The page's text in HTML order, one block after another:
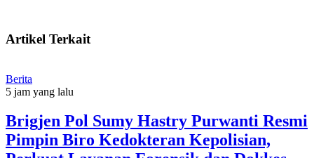
Artikel Terkait
Berita
5 jam yang lalu
Brigjen Pol Sumy Hastry Purwanti Resmi
Pimpin Biro Kedokteran Kepolisian,